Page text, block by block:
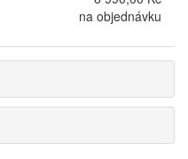
na objednávku